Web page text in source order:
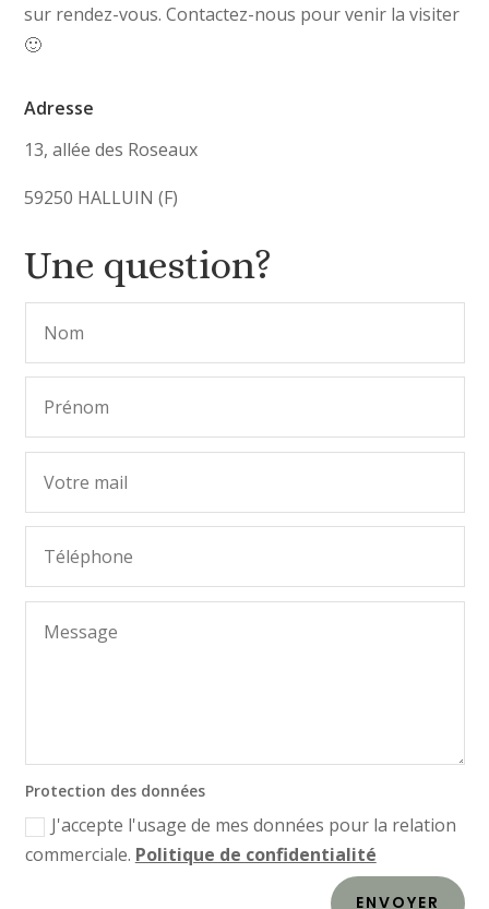
sur rendez-vous. Contactez-nous pour venir la visiter
🙂
Adresse
13, allée des Roseaux
59250 HALLUIN (F)
Une question?
Protection des données
J'accepte l'usage de mes données pour la relation
commerciale. Politique de confidentialité
ENVOYER